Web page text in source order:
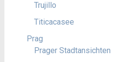
Trujillo
Titicacasee
Prag
Prager Stadtansichten